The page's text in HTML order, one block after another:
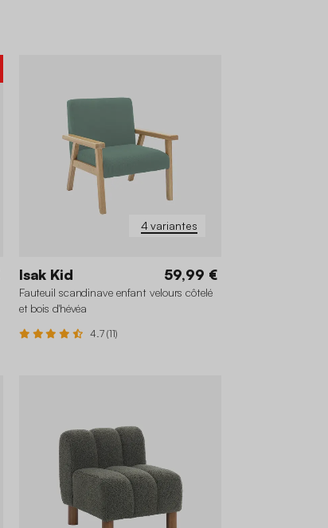
4 variantes
Isak Kid 59,99 €
Fauteuil scandinave enfant velours côtelé
et bois d'hévéa
4.7 (11)